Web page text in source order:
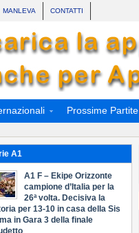
MANLEVA CONTATTI
Prossime Partite
A1
A1 F – Ekipe Orizzonte
campione d’Italia per la
26ª volta. Decisiva la
per 13-10 in casa della Sis
in Gara 3 della finale